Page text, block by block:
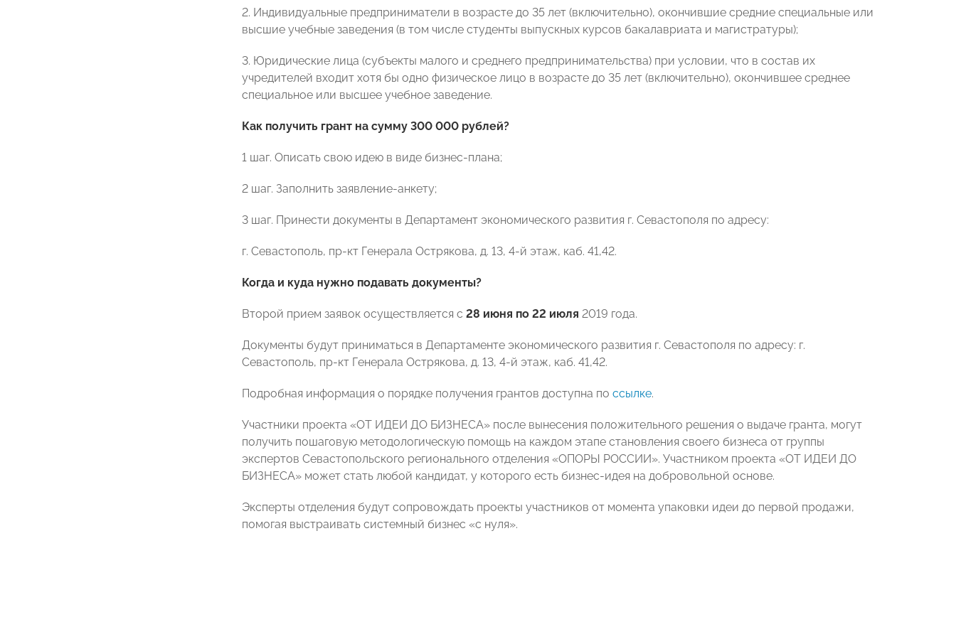
2. Индивидуальные предприниматели в возрасте до 35 лет (включительно), окончившие средние специальные или
высшие учебные заведения (в том числе студенты выпускных курсов бакалавриата и магистратуры);
3. Юридические лица (субъекты малого и среднего предпринимательства) при условии, что в состав их
учредителей входит хотя бы одно физическое лицо в возрасте до 35 лет (включительно), окончившее среднее
специальное или высшее учебное заведение.
Как получить грант на сумму 300 000 рублей?
1 шаг. Описать свою идею в виде бизнес-плана;
2 шаг. Заполнить заявление-анкету;
3 шаг. Принести документы в Департамент экономического развития г. Севастополя по адресу:
г. Севастополь, пр-кт Генерала Острякова, д. 13, 4-й этаж, каб. 41,42.
Когда и куда нужно подавать документы?
Второй прием заявок осуществляется с 28 июня по 22 июля 2019 года.
Документы будут приниматься в Департаменте экономического развития г. Севастополя по адресу: г.
Севастополь, пр-кт Генерала Острякова, д. 13, 4-й этаж, каб. 41,42.
Подробная информация о порядке получения грантов доступна по ссылке.
Участники проекта «ОТ ИДЕИ ДО БИЗНЕСА» после вынесения положительного решения о выдаче гранта, могут
получить пошаговую методологическую помощь на каждом этапе становления своего бизнеса от группы
экспертов Севастопольского регионального отделения «ОПОРЫ РОССИИ». Участником проекта «ОТ ИДЕИ ДО
БИЗНЕСА» может стать любой кандидат, у которого есть бизнес-идея на добровольной основе.
Эксперты отделения будут сопровождать проекты участников от момента упаковки идеи до первой продажи,
помогая выстраивать системный бизнес «с нуля».